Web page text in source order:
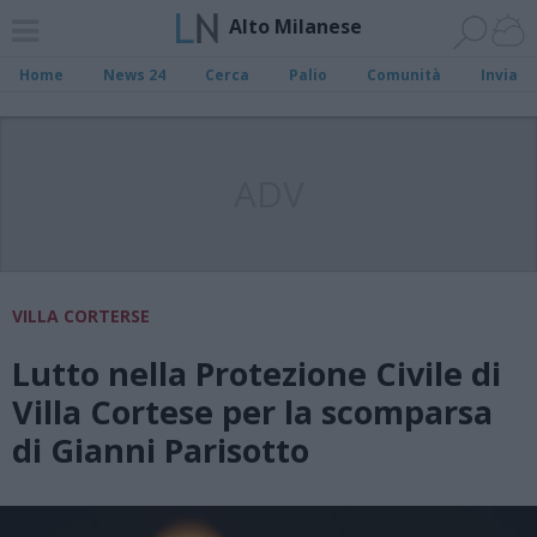
Alto Milanese
Home News 24 Cerca Palio Comunità Invia
VILLA CORTERSE
Lutto nella Protezione Civile di
Villa Cortese per la scomparsa
di Gianni Parisotto